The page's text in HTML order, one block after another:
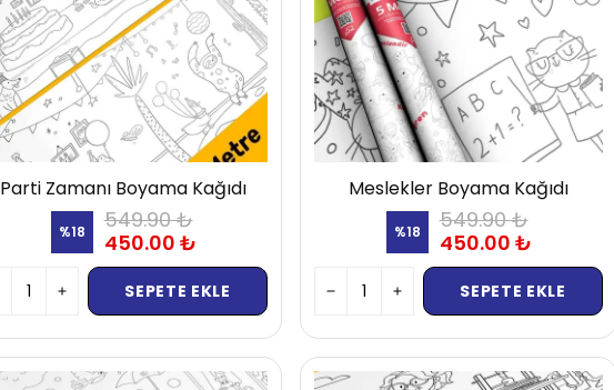
Parti Zamanı Boyama Kağıdı
%18
549.90 ₺
450.00 ₺
SEPETE EKLE
Meslekler Boyama Kağıdı
%18
549.90 ₺
450.00 ₺
SEPETE EKLE